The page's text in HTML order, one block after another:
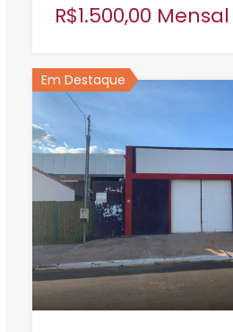
R$1.500,00 Mensal
Em Destaque